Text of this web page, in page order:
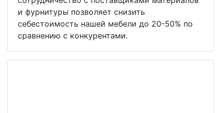
и фурнитуры позволяет снизить
себестоимость нашей мебели до 20-50% по
сравнению с конкурентами.